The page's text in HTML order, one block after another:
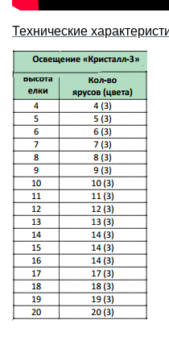
Технические